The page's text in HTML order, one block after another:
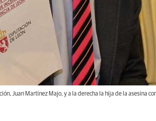
Juan Martínez Majo, y a la derecha la hija de la asesina